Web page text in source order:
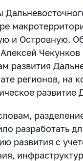
и Островную.
Чекунков
развития
регионов, на
развитие
разработать
развития с